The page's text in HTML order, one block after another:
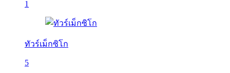
1
ทัวร์เม็กซิโก
5